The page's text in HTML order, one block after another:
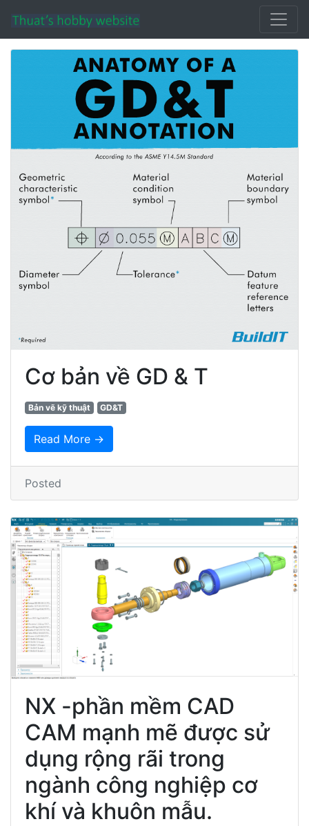
Cơ bản về GD & T
Bản vẽ kỹ thuật GD&T
Read More →
Posted
NX -phần mềm CAD
CAM mạnh mẽ được sử
dụng rộng rãi trong
ngành công nghiệp cơ
khí và khuôn mẫu.